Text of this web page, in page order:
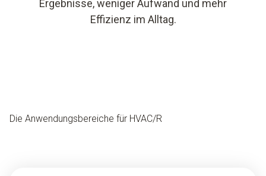
Ergebnisse, weniger Aufwand und mehr
Effizienz im Alltag.
Die Anwendungsbereiche für HVAC/R